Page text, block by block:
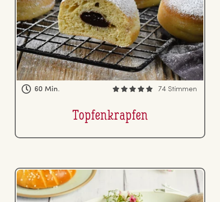
60 Min. 74 Stimmen
Top­fen­krap­fen